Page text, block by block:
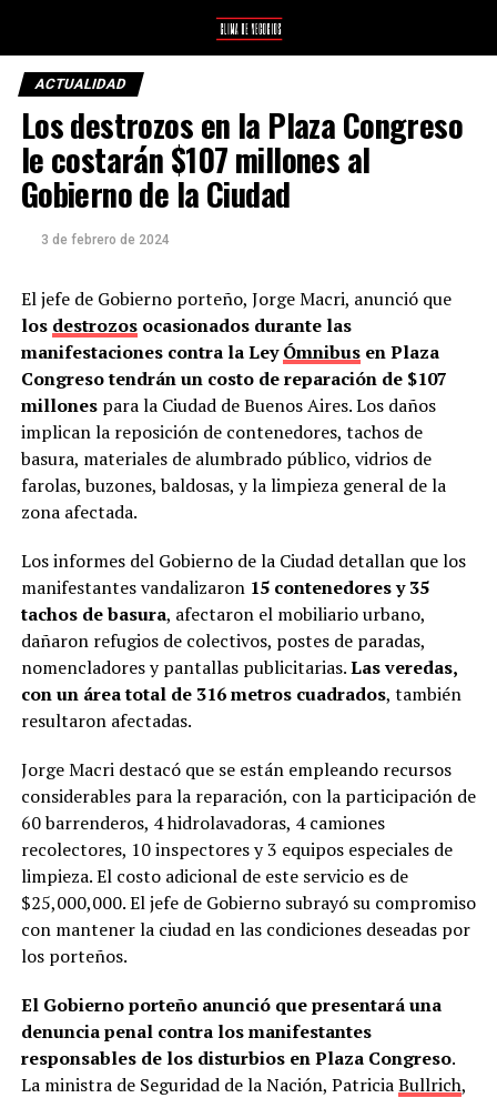
ACTUALIDAD
Los destrozos en la Plaza Congreso
le costarán $107 millones al
Gobierno de la Ciudad
3 de febrero de 2024
El jefe de Gobierno porteño, Jorge Macri, anunció que
los destrozosocasionados durante las
manifestaciones contra la LeyÓmnibusen Plaza
Congreso tendrán un costo de reparación de $107
millonespara la Ciudad de Buenos Aires. Los daños
implican la reposición de contenedores, tachos de
basura, materiales de alumbrado público, vidrios de
farolas, buzones, baldosas, y la limpieza general de la
zona afectada.
Los informes del Gobierno de la Ciudad detallan que los
manifestantes vandalizaron 15 contenedores y 35
tachos de basura, afectaron el mobiliario urbano,
dañaron refugios de colectivos, postes de paradas,
nomencladores y pantallas publicitarias.Las veredas,
con un área total de 316 metros cuadrados, también
resultaron afectadas.
Jorge Macri destacó que se están empleando recursos
considerables para la reparación, con la participación de
60 barrenderos, 4 hidrolavadoras, 4 camiones
recolectores, 10 inspectores y 3 equipos especiales de
limpieza. El costo adicional de este servicio es de
$25,000,000. El jefe de Gobierno subrayó su compromiso
con mantener la ciudad en las condiciones deseadas por
los porteños.
El Gobierno porteño anunció que presentará una
denuncia penal contra los manifestantes
responsables de los disturbios en Plaza Congreso.
La ministra de Seguridad de la Nación, PatriciaBullrich,